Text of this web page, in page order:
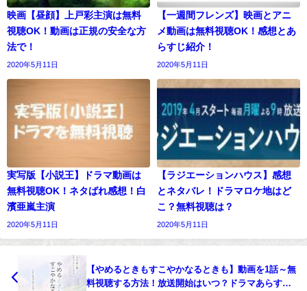
映画【昼顔】上戸彩主演は無料
視聴OK！動画は正規の安全な方
法で！
2020年5月11日
【一週間フレンズ】映画とアニ
メ動画は無料視聴OK！感想とあ
らすじ紹介！
2020年5月11日
実写版【小説王】ドラマ動画は
無料視聴OK！ネタばれ感想！白
濱亜嵐主演
2020年5月11日
【ラジエーションハウス】感想
とネタバレ！ドラマロケ地はど
こ？無料視聴は？
2020年5月11日
【やめるときもすこやかなるときも】動画を1話～無
料視聴する方法！放送開始はいつ？ドラマあらすじ